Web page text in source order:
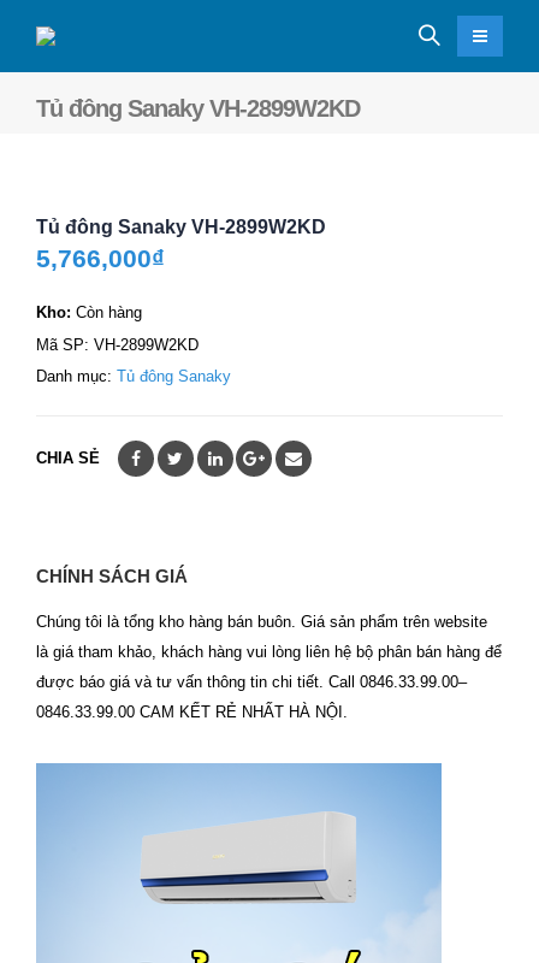
Tủ đông Sanaky VH-2899W2KD
Tủ đông Sanaky VH-2899W2KD
5,766,000₫
Kho: Còn hàng
Mã SP: VH-2899W2KD
Danh mục: Tủ đông Sanaky
CHIA SẺ
CHÍNH SÁCH GIÁ
Chúng tôi là tổng kho hàng bán buôn. Giá sản phẩm trên website
là giá tham khảo, khách hàng vui lòng liên hệ bộ phân bán hàng để
được báo giá và tư vấn thông tin chi tiết. Call 0846.33.99.00–
0846.33.99.00 CAM KẾT RẺ NHẤT HÀ NỘI.